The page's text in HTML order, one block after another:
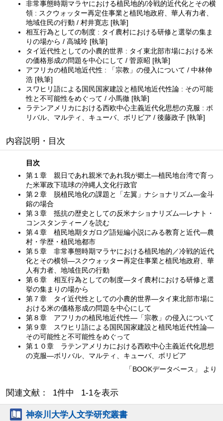
非常事態時期マラヤにおける植民地的/冷戦的近代化とその横
領 : スクウォッター再定住事業と植民地政府、華人有力者、
地域住民の行動 / 村井寛志 [執筆]
相互行為としての制度 : タイ農村における研修と選挙の集ま
りの場から / 高城玲 [執筆]
タイ近代性としての小農的世界 : タイ東北部市場における米
の価格形成の問題を中心にして / 菅原昭 [執筆]
アフリカの植民地近代性 : 「宗教」の侵入について / 中林伸
浩 [執筆]
スワヒリ語による国民国家建設と植民地近代性論 : その可能
性と不可能性をめぐって / 小馬徹 [執筆]
ラテンアメリカにおける西欧中心主義近代化思想の克服 : ボ
リバル、マルティ、キューバ、ボリビア / 後藤政子 [執筆]
内容説明・目次
目次
第１章 親日であれ親米であれ我が郷土—植民地台湾で育っ
た米軍政下琉球の沖縄人文化行政官
第２章 脱植民地化の課題と「左翼」ナショナリズム—金斗
鎔の場合
第３章 抵抗の歴史としての反米ナショナリズム—レナト・
コンスタンティーノを読む
第４章 植民地期タガログ語短編小説にみる教育と近代—農
村・学歴・植民地都市
第５章 非常事態時期マラヤにおける植民地的／冷戦的近代
化とその横領—スクウォッター再定住事業と植民地政府、華
人有力者、地域住民の行動
第６章 相互行為としての制度—タイ農村における研修と選
挙の集まりの場から
第７章 タイ近代性としての小農的世界—タイ東北部市場に
おける米の価格形成の問題を中心にして
第８章 アフリカの植民地近代性—「宗教」の侵入について
第９章 スワヒリ語による国民国家建設と植民地近代性論—
その可能性と不可能性をめぐって
第１０章 ラテンアメリカにおける西欧中心主義近代化思想
の克服—ボリバル、マルティ、キューバ、ボリビア
「BOOKデータベース」 より
関連文献： 1件中 1-1を表示
神奈川大学人文学研究叢書